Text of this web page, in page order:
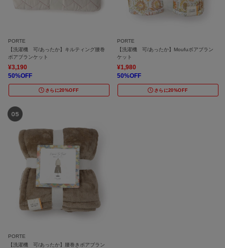
PORTE
【洗濯機 可/あったか】キルティング腰巻
ボアブランケット
¥3,190
50%OFF
さらに20%OFF
PORTE
【洗濯機 可/あったか】Moufuボアブラン
ケット
¥1,980
50%OFF
さらに20%OFF
PORTE
【洗濯機 可/あったか】腰巻きボアブラン